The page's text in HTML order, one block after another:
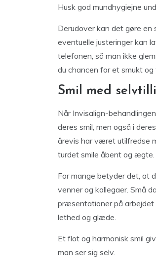
Husk god mundhygiejne
Derudover kan det gøre
eventuelle justeringer kan
telefonen, så man ikke
du chancen for et smukt
Smil med
Når Invisalign-
deres smil, men også i
årevis har været utilfredse
turdet smile åbent og ægte.
For mange betyder det, at
venner og kollegaer. Små
præsentationer på arbejdet
lethed og glæde.
Et flot og harmonisk smil
man ser sig selv.